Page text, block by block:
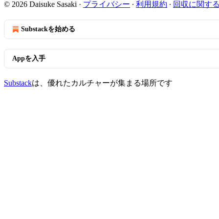
© 2026 Daisuke Sasaki · プライバシー ∙ 利用規約 ∙ 回収に関す
Substackを始める
Appを入手
Substackは、優れたカルチャーが集まる場所です